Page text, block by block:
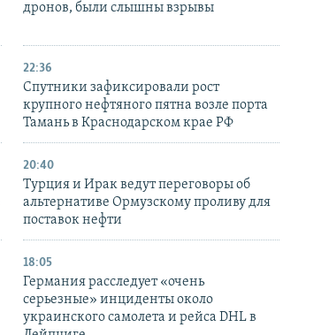
дронов, были слышны взрывы
22:36
Спутники зафиксировали рост
крупного нефтяного пятна возле порта
Тамань в Краснодарском крае РФ
20:40
Турция и Ирак ведут переговоры об
альтернативе Ормузскому проливу для
поставок нефти
18:05
Германия расследует «очень
серьезные» инциденты около
украинского самолета и рейса DHL в